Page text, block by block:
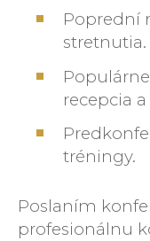
Poprední
stretnutia.
recepcia
tréningy.
Poslaním
profesionálnu